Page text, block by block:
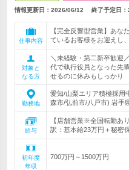
情報更新日：2026/06/12 終了予定日：
仕事内容
【完全反響型営業】あな
ているお客様をお迎えし
対象と
なる方
＼未経験・第二新卒歓迎
代で執行役員となった先
せるのに休みもしっかり
勤務地
愛知/山梨エリア積極採用
森市/弘前市/八戸市) 岩手
給与
【店舗営業※全国転勤あ
訳：基本給23万円＋秘密
初年度
年収
700万円～1500万円